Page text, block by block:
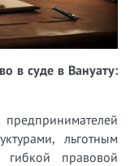
в суде в Вануату:
льготным
гибкой правовой